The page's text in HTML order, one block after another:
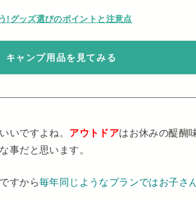
!グッズ選びのポイントと注意点
キャンプ用品を見てみる
いですよね。 アウトドアはお休みの醍醐
事だと思います。
すから毎年同じようなプランではお子さ